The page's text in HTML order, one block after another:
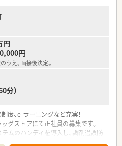
ており、1人薬剤師の店舗であって
が整っているため精神的な負担が軽
など従業員想いの空間づくりがなさ
リラックスして過ごせる良好な雰囲気
す】
全店舗へピッキングシステムのハ
ため、配属店舗のエリア内で3ヶ月
、総合的な知識の習得を支援してい
円
円
うえ、面接後決定。
分）
度、e-ラーニングなど充実！
グストアにて正社員の募集です。
ムのハンディを導入し、調剤過誤防